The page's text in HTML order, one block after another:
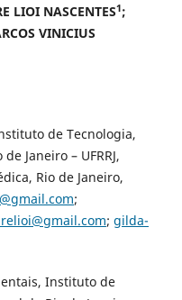
LIOI NASCENTES1;
VINICIUS
de Tecnologia,
Janeiro – UFRRJ,
Rio de Janeiro,
;
; gilda-
Instituto de